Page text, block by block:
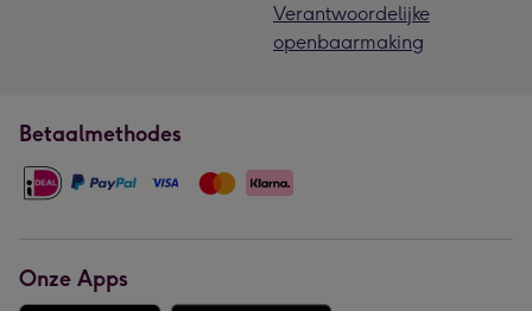
Verantwoordelijke
openbaarmaking
Betaalmethodes
Onze Apps